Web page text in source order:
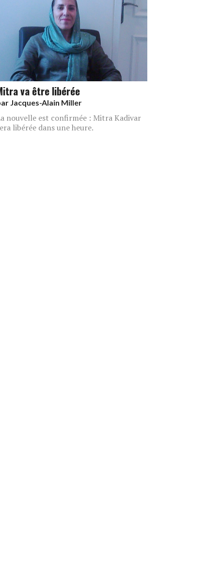
va être libérée
Jacques-Alain Miller
nouvelle est confirmée : Mitra Kadivar
libérée dans une heure.